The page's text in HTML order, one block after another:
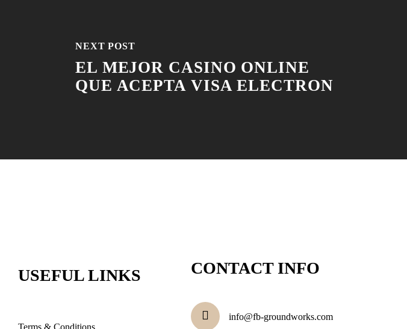
NEXT POST
EL MEJOR CASINO ONLINE
QUE ACEPTA VISA ELECTRON
USEFUL LINKS CONTACT INFO
info@fb-groundworks.com